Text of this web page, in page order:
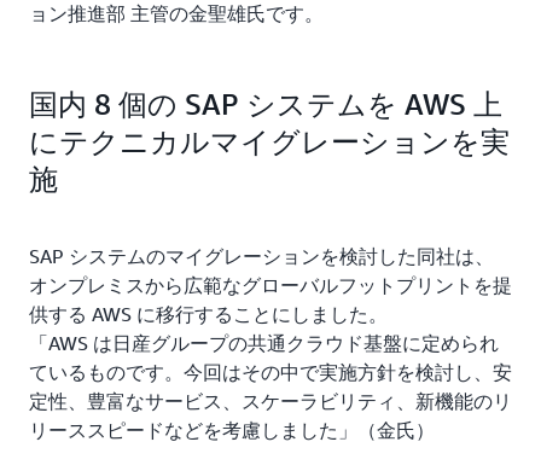
ョン推進部 主管の金聖雄氏です。
国内 8 個の SAP システムを AWS 上
にテクニカルマイグレーションを実
施
SAP システムのマイグレーションを検討した同社は、
オンプレミスから広範なグローバルフットプリントを提
供する AWS に移行することにしました。
「AWS は日産グループの共通クラウド基盤に定められ
ているものです。今回はその中で実施方針を検討し、安
定性、豊富なサービス、スケーラビリティ、新機能のリ
リーススピードなどを考慮しました」（金氏）